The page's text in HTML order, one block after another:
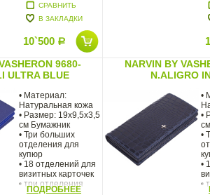
СРАВНИТЬ
В ЗАКЛАДКИ
10`500 Р
9680-
ULTRA BLUE
• Материал:
Натуральная кожа
• Размер: 19х9,5х3,5
см Бумажник
• Три больших
отделения для
купюр
• 18 отделений для
визитных карточек
• три отделения
ПОДРОБНЕЕ
NARVIN BY
N.ALIGRO
•
•
•
•
•